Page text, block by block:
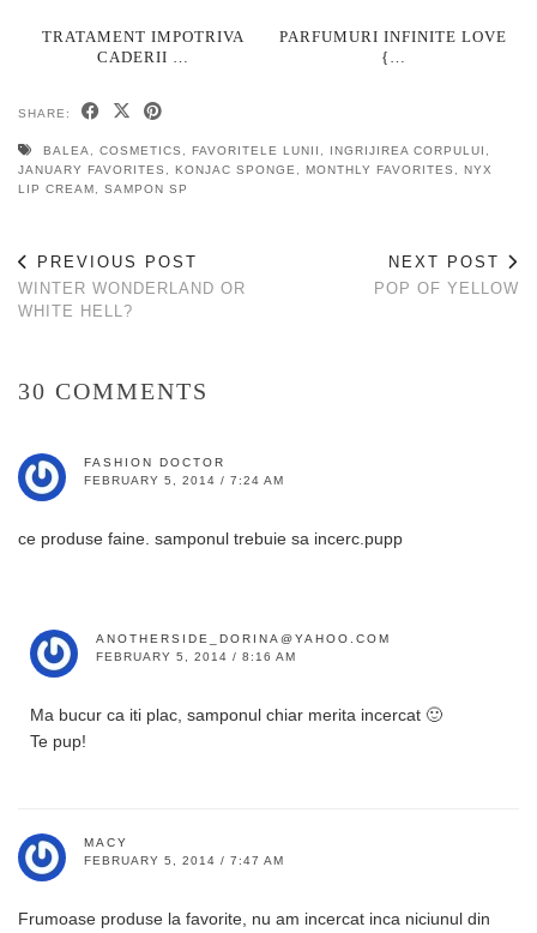
TRATAMENT IMPOTRIVA
CADERII …
PARFUMURI INFINITE LOVE
{…
SHARE:
BALEA COSMETICS FAVORITELE LUNII INGRIJIREA CORPULUI
JANUARY FAVORITES
KONJAC SPONGE MONTHLY FAVORITES
NYX
LIP CREAM
SAMPON SP
PREVIOUS POST
WINTER WONDERLAND OR
WHITE HELL?
NEXT POST
POP OF YELLOW
30 COMMENTS
FASHION DOCTOR
FEBRUARY 5, 2014 / 7:24 AM
ce produse faine. samponul trebuie sa incerc.pupp
ANOTHERSIDE_DORINA@YAHOO.COM
FEBRUARY 5, 2014 / 8:16 AM
Ma bucur ca iti plac, samponul chiar merita incercat 🙂
Te pup!
MACY
FEBRUARY 5, 2014 / 7:47 AM
Frumoase produse la favorite, nu am incercat inca niciunul din